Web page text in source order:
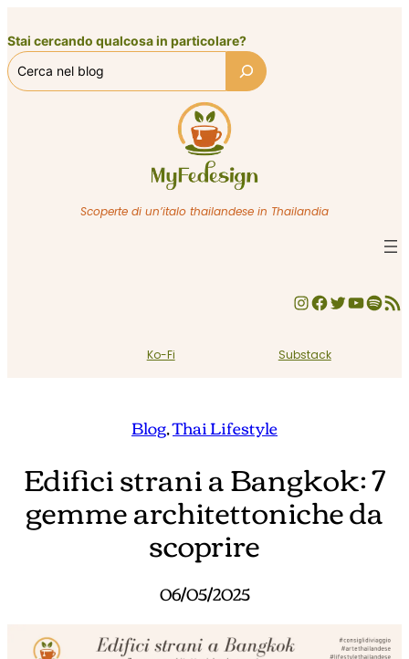
al
contenuto
Stai cercando qualcosa in particolare?
Scoperte di un’italo thailandese in Thailandia
InstagramFacebook Twitter YouTube Spotify Feed RSS
Ko-Fi Substack
Blog, Thai Lifestyle
Edifici strani a Bangkok: 7
gemme architettoniche da
scoprire
06/05/2025